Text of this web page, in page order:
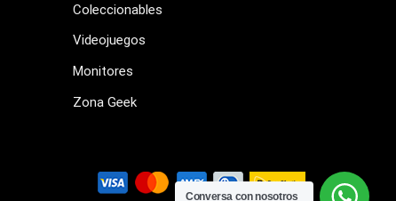
Coleccionables
Videojuegos
Monitores
Zona Geek
Conversa con nosotros